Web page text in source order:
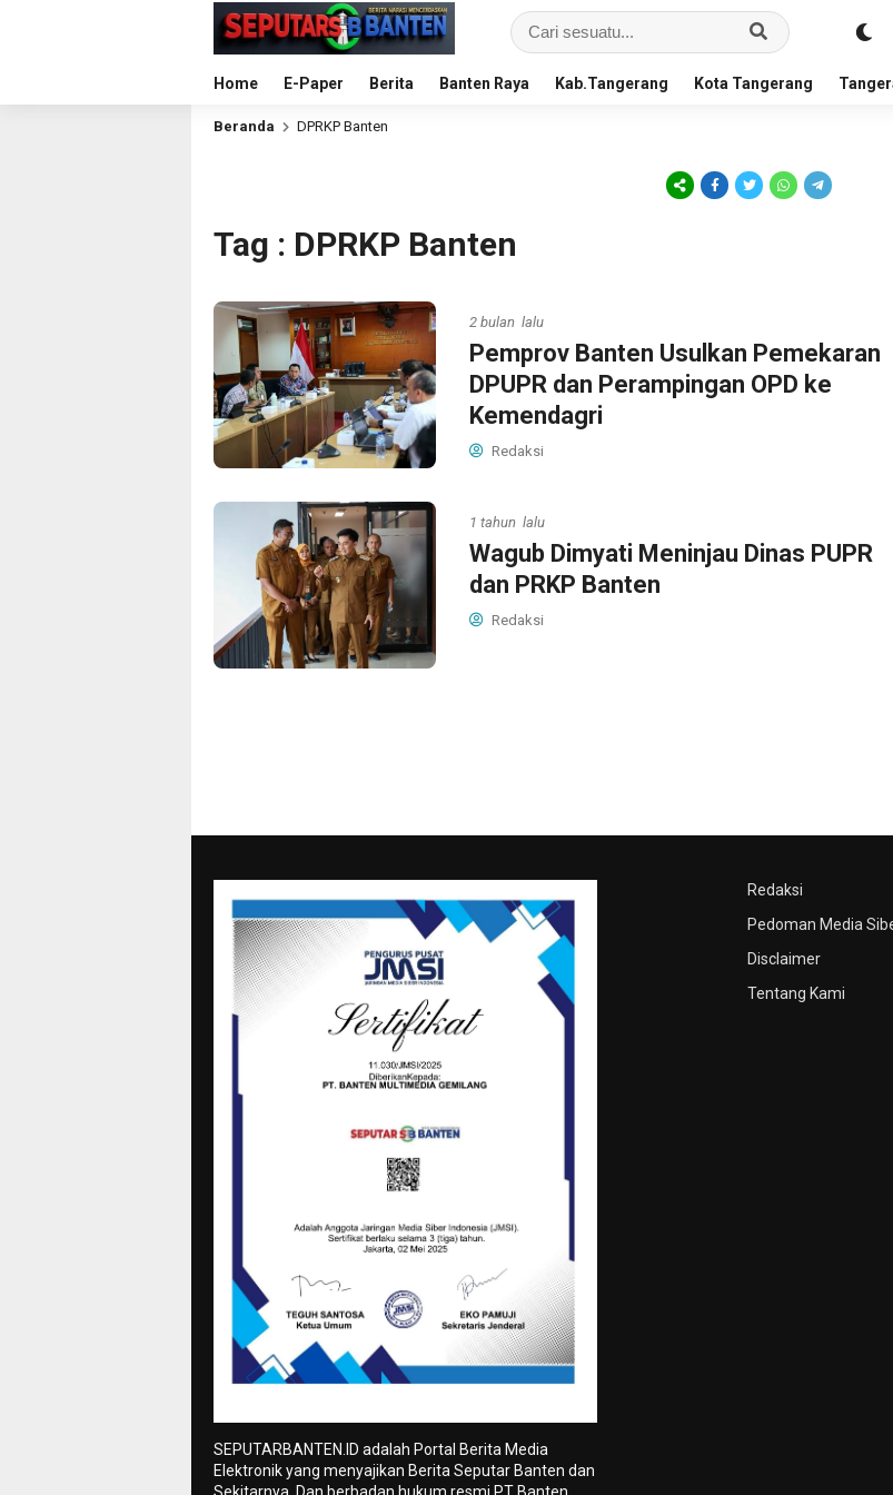
Home E-Paper Berita Banten Raya Kab.Tangerang Kota Tangerang
Beranda DPRKP Banten
Tag : DPRKP Banten
2 bulan lalu
Pemprov Banten Usulkan Pemekaran
DPUPR dan Perampingan OPD ke
Kemendagri
Redaksi
1 tahun lalu
Wagub Dimyati Meninjau Dinas PUPR
dan PRKP Banten
Redaksi
Redaksi
Pedoman Media
Disclaimer
Tentang Kami
SEPUTARBANTEN.ID adalah Portal Berita Media
Elektronik yang menyajikan Berita Seputar Banten dan